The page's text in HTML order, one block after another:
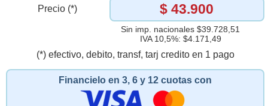
Precio (*) $ 43.900
Sin imp. nacionales $39.728,51
IVA 10,5%: $4.171,49
(*) efectivo, debito, transf, tarj credito en 1 pago
Financielo en 3, 6 y 12 cuotas con